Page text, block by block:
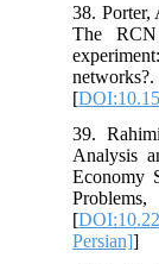
38.
The
[
39.
Analysis
[
Persian]